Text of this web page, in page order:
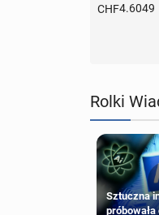
CHF4.6049
Rolki
Sztuczna